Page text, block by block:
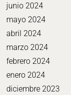
junio 2024
mayo 2024
abril 2024
marzo 2024
febrero 2024
enero 2024
diciembre 2023